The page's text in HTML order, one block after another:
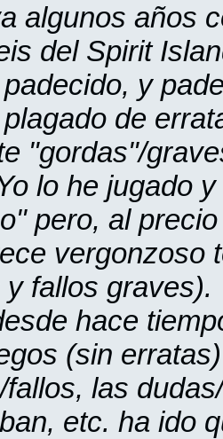
algunos años
del Spirit
y
de
"gordas"/
lo he jugado
pero, al
vergonzoso
y fallos
hace
(sin
fallos, las
etc. ha ido